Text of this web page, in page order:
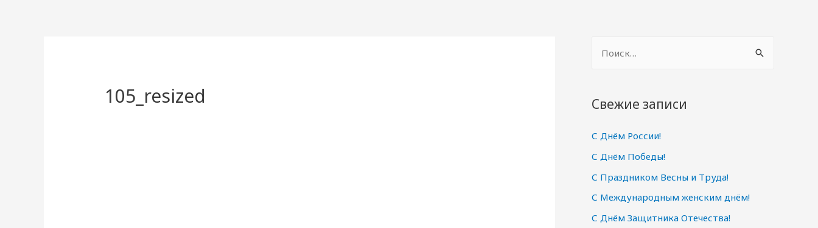
105_resized
т
:
Свежие записи
С Днём России!
С Днём Победы!
С Праздником Весны и Труда!
С Международным женским днём!
С Днём Защитника Отечества!